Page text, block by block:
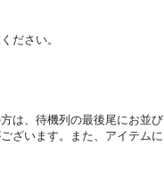
ださい。
は、待機列の最後尾にお並
います。また、アイテム